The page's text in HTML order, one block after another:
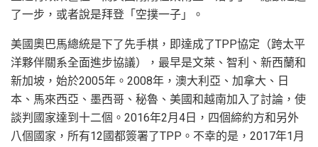
了一步，或者說是拜登「空撲一子」。
美國奧巴馬總統是下了先手棋，即達成了TPP協定（跨太平
洋夥伴關系全面進步協議），最早是文萊、智利、新西蘭和
新加坡，始於2005年。2008年，澳大利亞、加拿大、日
本、馬來西亞、墨西哥、秘魯、美國和越南加入了討論，使
談判國家達到十二個。2016年2月4日，四個締約方和另外
八個國家，所有12國都簽署了TPP。不幸的是，2017年1月